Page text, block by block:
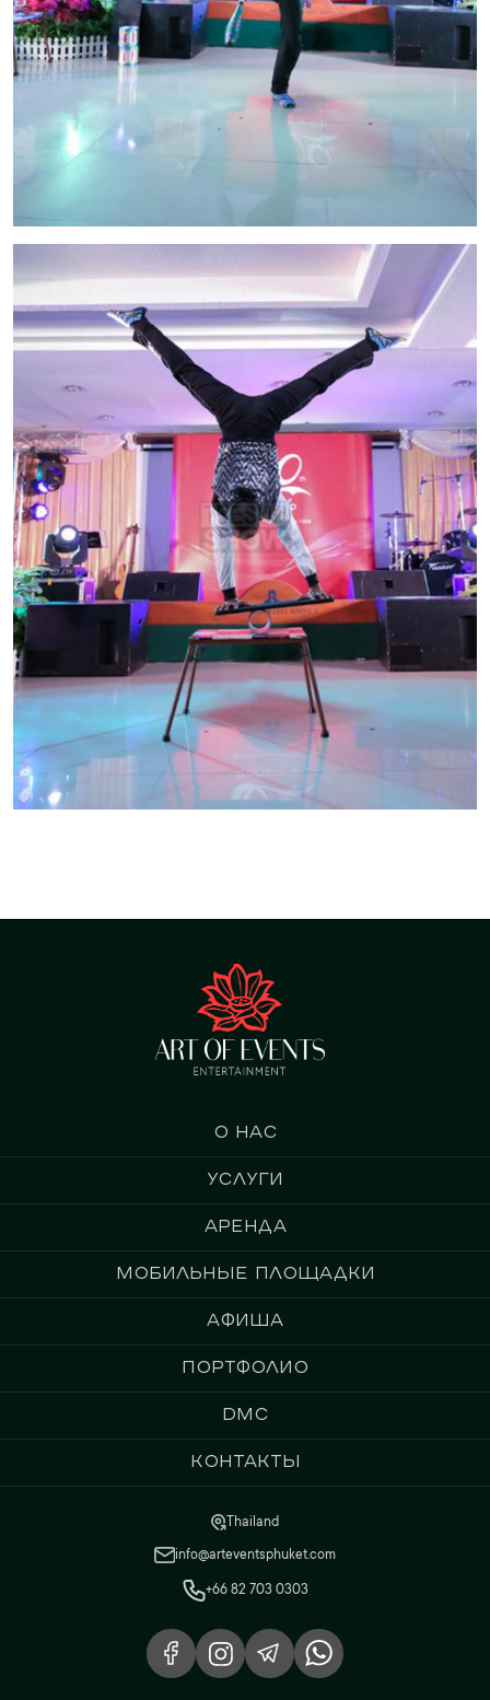
О нас
Услуги
Аренда
Мобильные площадки
Афиша
Портфолио
DMC
Контакты
Thailand
info@arteventsphuket.com
+66 82 703 0303